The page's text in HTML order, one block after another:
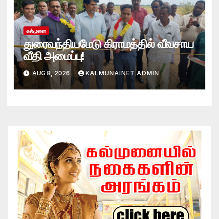
கல்முனை
துரைவந்தியமேடு கிராமத்தில் வீவசாய
வீதி அமைப்பு!
AUG 8, 2026 KALMUNAINET ADMIN